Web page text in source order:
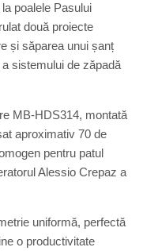
poalele Pasului
două proiecte
și săparea unui șanț
sistemului de zăpadă
MB-HDS314, montată
aproximativ 70 de
pentru patul
Alessio Crepaz a
uniformă, perfectă
o productivitate